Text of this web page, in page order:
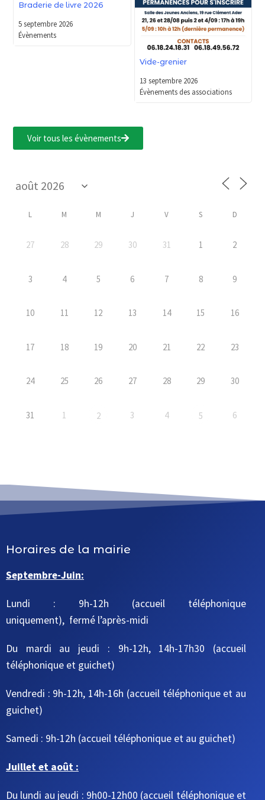
Braderie de livre 2026
5 septembre 2026
Évènements
Vide-grenier
13 septembre 2026
Évènements des associations
Voir tous les évènements
L M M J V S D
27 28 29 30 31 1 2
3 4 5 6 7 8 9
10 11 12 13 14 15 16
17 18 19 20 21 22 23
24 25 26 27 28 29 30
31 1 2 3 4 5 6
Horaires de la mairie
Septembre-Juin:
Lundi : 9h-12h (accueil téléphonique
uniquement), fermé l’après-midi
Du mardi au jeudi : 9h-12h, 14h-17h30 (accueil
téléphonique et guichet)
Vendredi : 9h-12h, 14h-16h (accueil téléphonique et au
guichet)
Samedi : 9h-12h (accueil téléphonique et au guichet)
Juillet et août :
Du lundi au jeudi : 9h00-12h00 (accueil téléphonique et